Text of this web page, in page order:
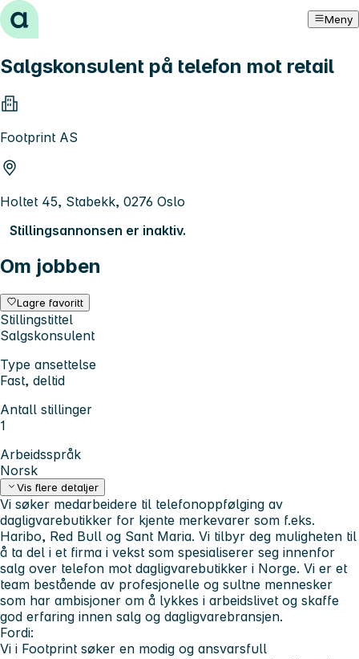
Hopp til innhold Meny
Salgskonsulent på telefon mot retail
Footprint AS
Holtet 45, Stabekk, 0276 Oslo
Stillingsannonsen er inaktiv.
Om jobben
Lagre favoritt
Stillingstittel
Salgskonsulent
Type ansettelse
Fast, deltid
Antall stillinger
1
Arbeidsspråk
Norsk
Vis flere detaljer
Vi søker medarbeidere til telefonoppfølging av
dagligvarebutikker for kjente merkevarer som f.eks.
Haribo, Red Bull og Sant Maria. Vi tilbyr deg muligheten til
å ta del i et firma i vekst som spesialiserer seg innenfor
salg over telefon mot dagligvarebutikker i Norge. Vi er et
team bestående av profesjonelle og sultne mennesker
som har ambisjoner om å lykkes i arbeidslivet og skaffe
god erfaring innen salg og dagligvarebransjen.
Fordi:
Vi i Footprint søker en modig og ansvarsfull